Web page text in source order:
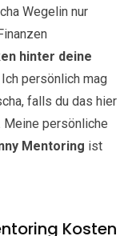
Wegelin nur
hinter deine
persönlich mag
falls du das hier
Meine persönliche
Mentoring ist
Kosten